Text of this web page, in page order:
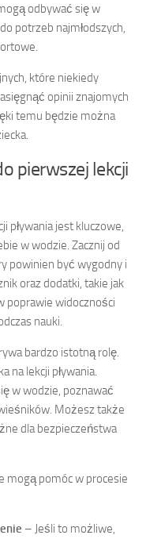
odbywać się w
potrzeb najmłodszych,
które niekiedy
opinii znajomych
temu będzie można
pierwszej lekcji
pływania jest kluczowe,
w wodzie. Zacznij od
powinien być wygodny i
oraz dodatki, takie jak
poprawie widoczności
nauki.
bardzo istotną rolę.
na lekcji pływania.
w wodzie, poznawać
Możesz także
dla bezpieczeństwa
mogą pomóc w procesie
– Jeśli to możliwe,